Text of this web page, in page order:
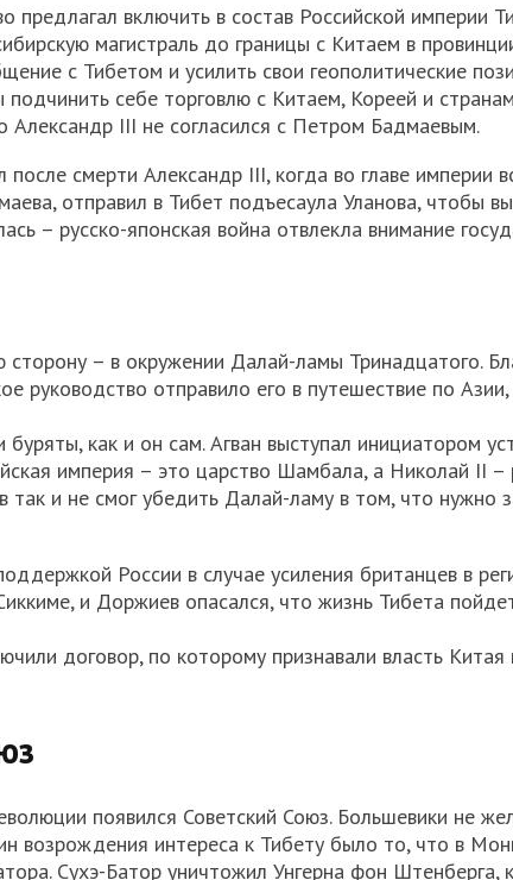
включить в состав Российской империи
магистраль до границы с Китаем в
с Тибетом и усилить свои геополитические
подчинить себе торговлю с Китаем, Кореей и
III не согласился с Петром Бадмаевым.
смерти Александр III, когда во главе империи
отправил в Тибет подъесаула Уланова, чтобы
– русско-японская война отвлекла внимание
– в окружении Далай-ламы Тринадцатого.
руководство отправило его в путешествие по
как и он сам. Агван выступал инициатором
империя – это царство Шамбала, а Николай II –
и не смог убедить Далай-ламу в том, что нужно
России в случае усиления британцев в
и Доржиев опасался, что жизнь Тибета
договор, по которому признавали власть
появился Советский Союз. Большевики не
возрождения интереса к Тибету было то, что в
Сухэ-Батор уничтожил Унгерна фон Штенберга,